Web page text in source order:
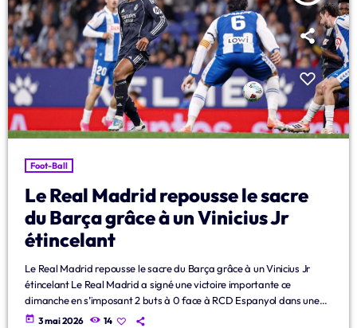
Foot-Ball
Le Real Madrid repousse le sacre
du Barça grâce à un Vinicius Jr
étincelant
Le Real Madrid repousse le sacre du Barça grâce à un Vinicius Jr
étincelant Le Real Madrid a signé une victoire importante ce
dimanche en s’imposant 2 buts à 0 face à RCD Espanyol dans une
rencontre très attendue de la Liga. Porté par un immense Vinícius
today 3 mai 2026 14